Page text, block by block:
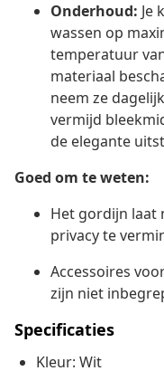
Onderhoud: Je
wassen op
temperatuur
materiaal
neem ze
vermijd
de elegante
Goed om te weten:
Het gordijn laat
privacy te
Accessoires
zijn niet
Specificaties
Kleur: Wit